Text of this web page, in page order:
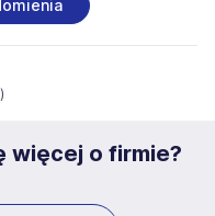
okres 12 miesięcy.
w każdym czasie
więcej o firmie?